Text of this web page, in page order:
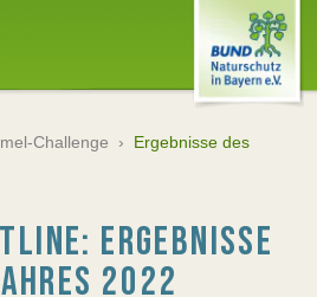
Challenge › Ergebnisse des
ERGEBNISSE
2022